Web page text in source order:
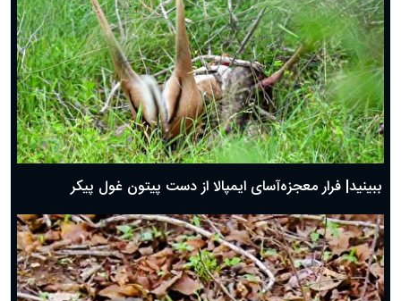
ببینید| فرار معجزه‌آسای ایمپالا از دست پیتون غول پیکر